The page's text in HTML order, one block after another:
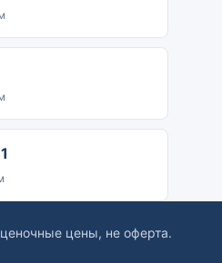
цены, не оферта.